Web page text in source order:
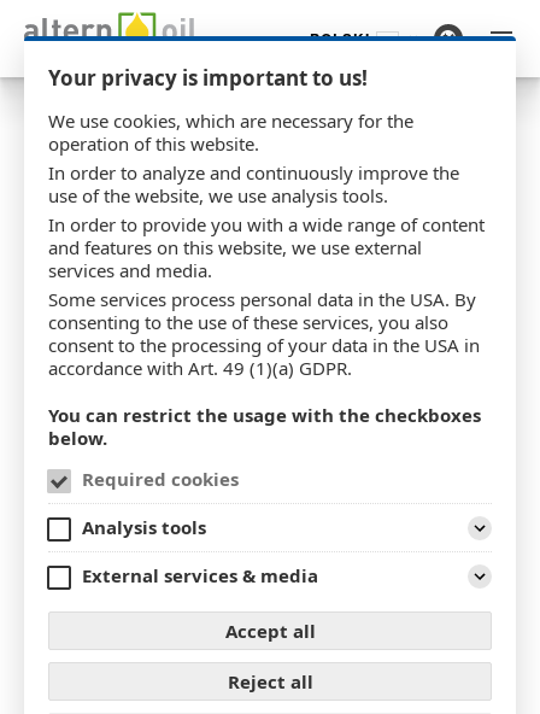
POLSKI
Stacja tankowania LNG
REEFUEL®Wilhelmshaven
Otwarte natychmiast
21.02.2023
Your privacy is important to us!
We use cookies, which are necessary for the
operation of this website.
In order to analyze and continuously improve the
use of the website, we use analysis tools.
In order to provide you with a wide range of content
and features on this website, we use external
services and media.
Some services process personal data in the USA. By
consenting to the use of these services, you also
consent to the processing of your data in the USA in
accordance with Art. 49 (1)(a) GDPR.
You can restrict the usage with the checkboxes
below.
Required cookies
Analysis tools
Expand
External services & media
Expand
Accept all
Reject all